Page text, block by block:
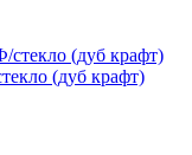
(дуб крафт)